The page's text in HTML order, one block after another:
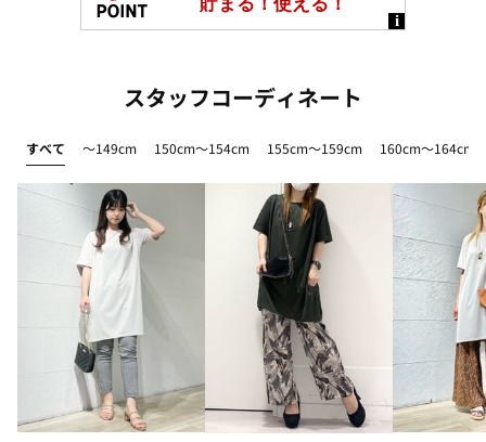
スタッフコーディネート
すべて ～149cm 150cm～154cm 155cm～159cm 160cm～164cm